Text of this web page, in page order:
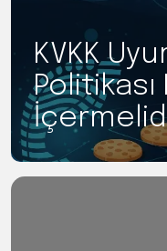
KVKK
Politikası